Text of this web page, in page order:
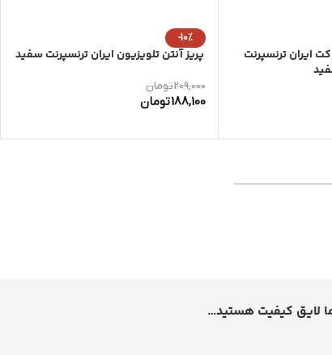
ایران ترنسپرنت
-10%
پریز آنتن تلویزیون ایران ترنسپرنت سفید
209,000تومان
188,100تومان